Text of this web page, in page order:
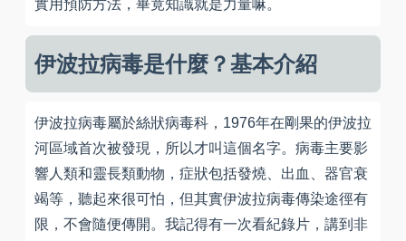
實用預防方法，畢竟知識就是力量嘛。
伊波拉病毒是什麼？基本介紹
伊波拉病毒屬於絲狀病毒科，1976年在剛果的伊波拉
河區域首次被發現，所以才叫這個名字。病毒主要影
響人類和靈長類動物，症狀包括發燒、出血、器官衰
竭等，聽起來很可怕，但其實伊波拉病毒傳染途徑有
限，不會隨便傳開。我記得有一次看紀錄片，講到非